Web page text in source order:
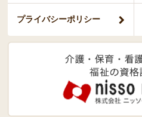
プライバシーポリシー